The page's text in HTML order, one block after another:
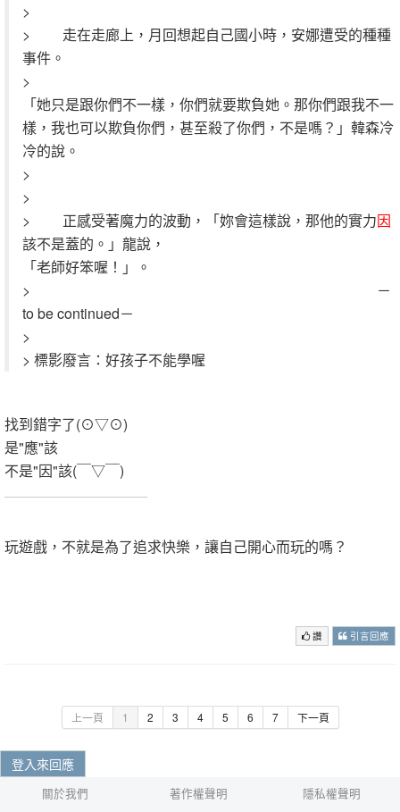
>
> 走在走廊上，月回想起自己國小時，安娜遭受的種種
事件。
>
「她只是跟你們不一樣，你們就要欺負她。那你們跟我不一
樣，我也可以欺負你們，甚至殺了你們，不是嗎？」韓森冷
冷的說。
>
>
> 正感受著魔力的波動，「妳會這樣說，那他的實力因
該不是蓋的。」龍說，
「老師好笨喔！」。
> －
to be continued－
>
> 標影廢言：好孩子不能學喔
找到錯字了(⊙▽⊙)
是"應"該
不是"因"該(￣▽￣)
玩遊戲，不就是為了追求快樂，讓自己開心而玩的嗎？
讚 引言回應
上一頁 1 2 3 4 5 6 7 下一頁
登入來回應
關於我們 著作權聲明 隱私權聲明